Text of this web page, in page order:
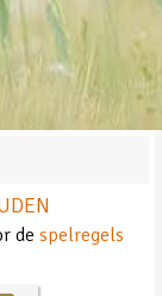
de spelregels